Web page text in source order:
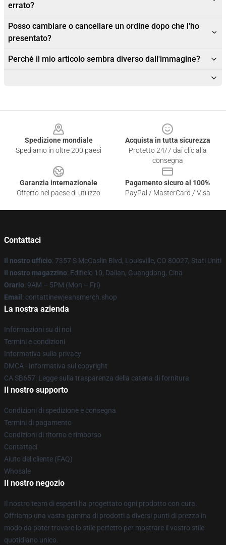
errato?
Posso cambiare o cancellare un ordine dopo che l'ho
presentato?
Perché il mio articolo sembra diverso dall'immagine?
Spedizione mondiale
Spediamo in oltre 200 paesi
Acquista in tutta sicurezza
Protetto 24/7 dai clic alla
consegna
Garanzia internazionale
Offerto nel paese di utilizzo
Pagamento sicuro al 100%
PayPal / MasterCard / Visa
Contattaci
Il nostro ufficio: 7357 S McCaslin Blvd, Louisville, CO 80027, Stati Uniti
Il nostro magazzino: Edificio 10, Dalian, Guangdong, Cina
Orario: 9AM – 5PM (Mon – Fri)
Email : contattinewjeansmerch.shop
La nostra azienda
Informazioni su di noi
Termini e condizioni
Informativa sulla privacy
DMCA - Informativa sul copyright
CA SB657: Legge sulla trasparenza della catena di fornitura
Il nostro supporto
Condizioni di spedizione e consegna
Termini di pagamento
Condizioni di ritorno e rimborso
Contattaci
Aiuto del cliente (FAQ)
Whosale
Il nostro negozio
Il nostro team di esperti ha progettato ogni prodotto con cura.
Offriamo una vasta gamma di prodotti a diversi punti di prezzo in
modo da poter trovare lo stile perfetto per mostrare il vostro stile
quotidiano unico.